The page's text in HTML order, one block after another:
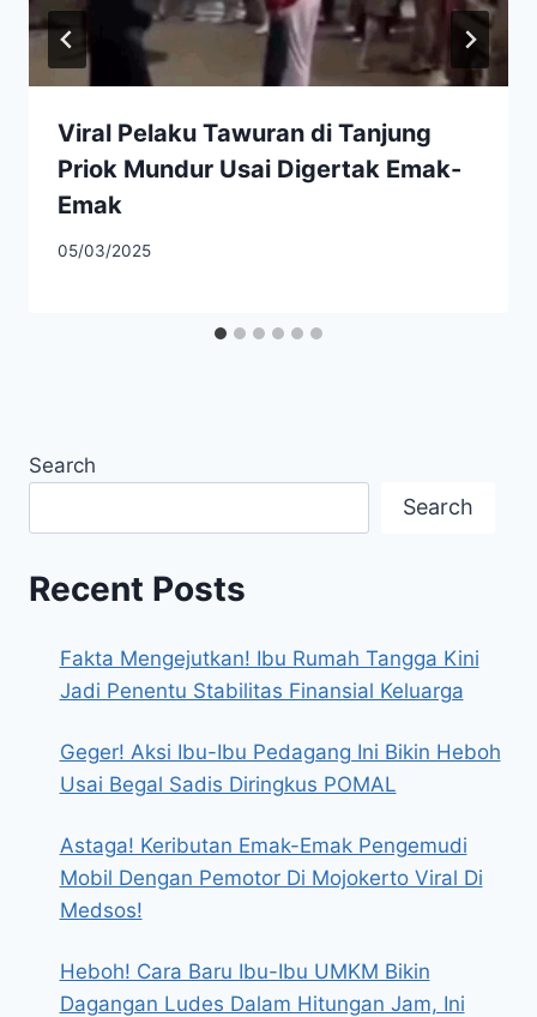
Viral Pelaku Tawuran di Tanjung
Priok Mundur Usai Digertak Emak-
Emak
05/03/2025
Search
Search
Recent Posts
Fakta Mengejutkan! Ibu Rumah Tangga Kini
Jadi Penentu Stabilitas Finansial Keluarga
Geger! Aksi Ibu-Ibu Pedagang Ini Bikin Heboh
Usai Begal Sadis Diringkus POMAL
Astaga! Keributan Emak-Emak Pengemudi
Mobil Dengan Pemotor Di Mojokerto Viral Di
Medsos!
Heboh! Cara Baru Ibu-Ibu UMKM Bikin
Dagangan Ludes Dalam Hitungan Jam, Ini